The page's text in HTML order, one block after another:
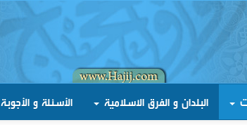
البلدان و الفرق الاسلامية الأسئلة و الأجوبة